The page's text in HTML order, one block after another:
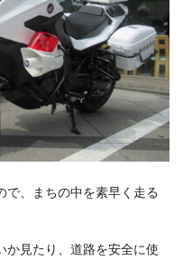
で、まちの中を素早く走る
か見たり、道路を安全に使